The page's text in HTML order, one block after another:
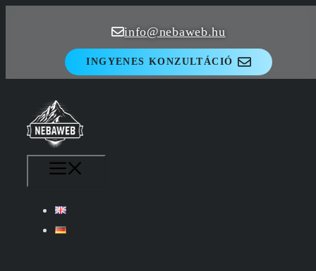
info@nebaweb.hu
INGYENES KONZULTÁCIÓ